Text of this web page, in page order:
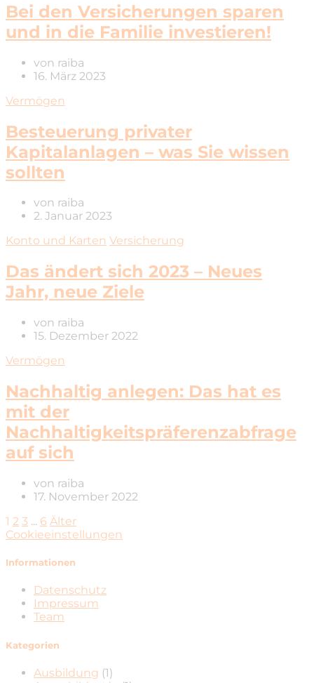
Bei den Versicherungen sparen
und in die Familie investieren!
von raiba
16. März 2023
Vermögen
Besteuerung privater
Kapitalanlagen – was Sie wissen
sollten
von raiba
2. Januar 2023
Konto und Karten Versicherung
Das ändert sich 2023 – Neues
Jahr, neue Ziele
von raiba
15. Dezember 2022
Vermögen
Nachhaltig anlegen: Das hat es
mit der
Nachhaltigkeitspräferenzabfrage
auf sich
von raiba
17. November 2022
1 2 3 ... 6 Älter
Cookieeinstellungen
Informationen
Datenschutz
Impressum
Team
Kategorien
Ausbildung (1)